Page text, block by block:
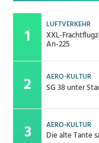
LUFTVERKEHR
XXL-
An-225
AERO-KULTUR
SG 38 unter
AERO-KULTUR
Die alte Tante